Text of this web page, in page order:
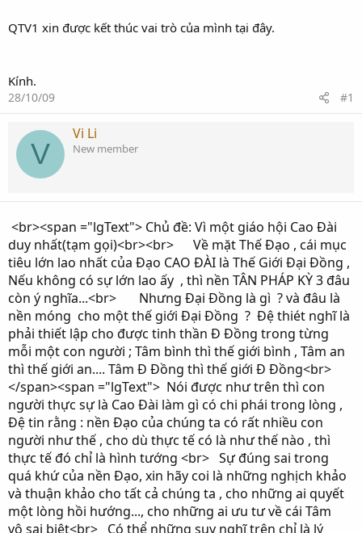
QTV1 xin được kết thúc vai trò của mình tại đây.
Kính.
28/10/09 #1
V
Vi Li
New member
<br><span ="lgText"> Chủ đề: Vì một giáo hội Cao Đài
duy nhất(tạm gọi)<br><br> Về mặt Thế Đạo , cái mục
tiêu lớn lao nhất của Đạo CAO ĐÀI là Thế Giới Đại Đồng ,
Nếu không có sự lớn lao ấy , thì nền TÂN PHÁP KỲ 3 đâu
còn ý nghĩa...<br> Nhưng Đại Đồng là gì ? và đâu là
nền móng cho một thế giới Đại Đồng ? Đệ thiét nghĩ là
phải thiết lập cho được tinh thần Đ Đồng trong từng
mỗi một con người ; Tâm bình thì thế giới bình , Tâm an
thì thế giới an.... Tâm Đ Đồng thì thế giới Đ Đồng<br>
</span><span ="lgText"> Nói được như trên thì con
người thực sự là Cao Đài làm gì có chi phái trong lòng ,
Đệ tin rằng : nền Đạo của chúng ta có rất nhiều con
người như thế , cho dù thực tế có là như thế nào , thì
thực tế đó chỉ là hình tướng <br> Sự đúng sai trong
quá khứ của nền Đạo, xin hãy coi là những nghịch khảo
và thuận khảo cho tất cả chúng ta , cho những ai quyết
một lòng hồi hướng..., cho những ai ưu tư về cái Tâm
vô sai biệt<br> Có thể những suy nghĩ trên chỉ là lý